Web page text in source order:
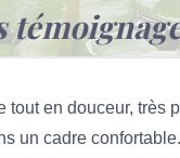
tout en douceur, très
un cadre